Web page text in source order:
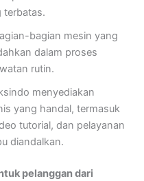
terbatas.
bagian mesin yang
dalam proses
rutin.
menyediakan
yang handal, termasuk
tutorial, dan pelayanan
diandalkan.
pelanggan dari